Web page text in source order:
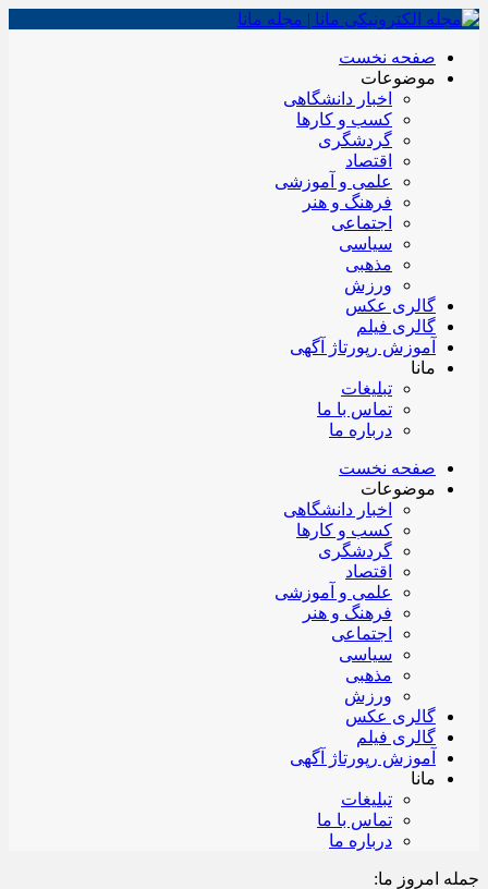
صفحه نخست
موضوعات
اخبار دانشگاهی
کسب و کارها
گردشگری
اقتصاد
علمی و آموزشی
فرهنگ و هنر
اجتماعی
سیاسی
مذهبی
ورزش
گالری عکس
گالری فیلم
آموزش رپورتاژ آگهی
مانا
تبلیغات
تماس با ما
درباره ما
صفحه نخست
موضوعات
اخبار دانشگاهی
کسب و کارها
گردشگری
اقتصاد
علمی و آموزشی
فرهنگ و هنر
اجتماعی
سیاسی
مذهبی
ورزش
گالری عکس
گالری فیلم
آموزش رپورتاژ آگهی
مانا
تبلیغات
تماس با ما
درباره ما
جمله امروز ما: